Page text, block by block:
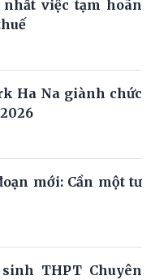
việc tạm hoãn
Ha Na giành chức
mới: Cần một tư
THPT Chuyên